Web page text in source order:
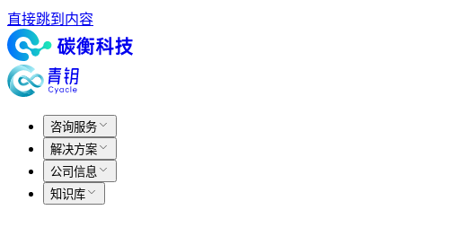
直接跳到内容
咨询服务
解决方案
公司信息
知识库